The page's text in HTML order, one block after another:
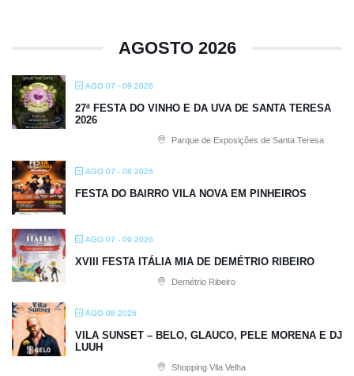
AGOSTO 2026
AGO 07 - 09 2026
27ª FESTA DO VINHO E DA UVA DE SANTA TERESA
2026
Parque de Exposições de Santa Teresa
AGO 07 - 08 2026
FESTA DO BAIRRO VILA NOVA EM PINHEIROS
AGO 07 - 09 2026
XVIII FESTA ITÁLIA MIA DE DEMÉTRIO RIBEIRO
Demétrio Ribeiro
AGO 08 2026
VILA SUNSET – BELO, GLAUCO, PELE MORENA E DJ
LUUH
Shopping Vila Velha